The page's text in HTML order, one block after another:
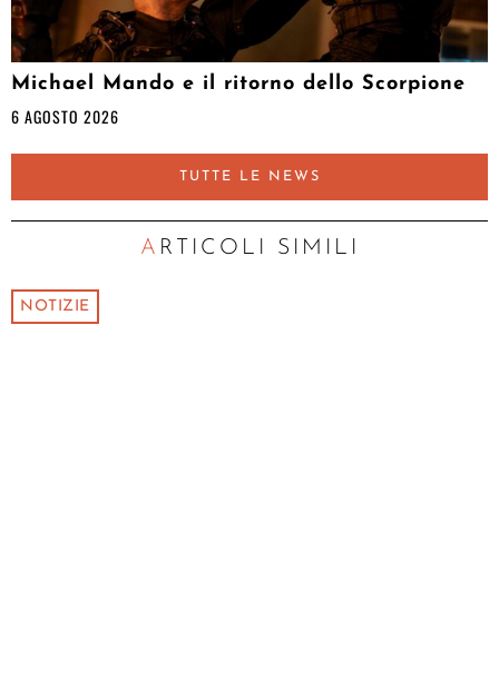
Michael Mando e il ritorno dello Scorpione
6 AGOSTO 2026
TUTTE LE NEWS
ARTICOLI SIMILI
NOTIZIE